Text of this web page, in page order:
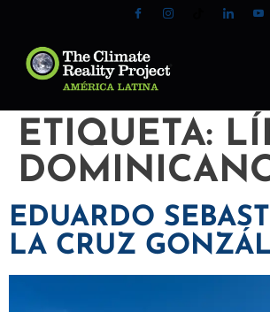
ETIQUETA:
EDUARDO
LA CRUZ